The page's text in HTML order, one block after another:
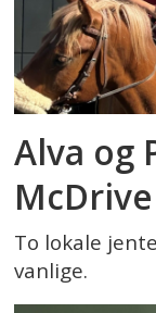
Alva og
To lokale
vanlige.